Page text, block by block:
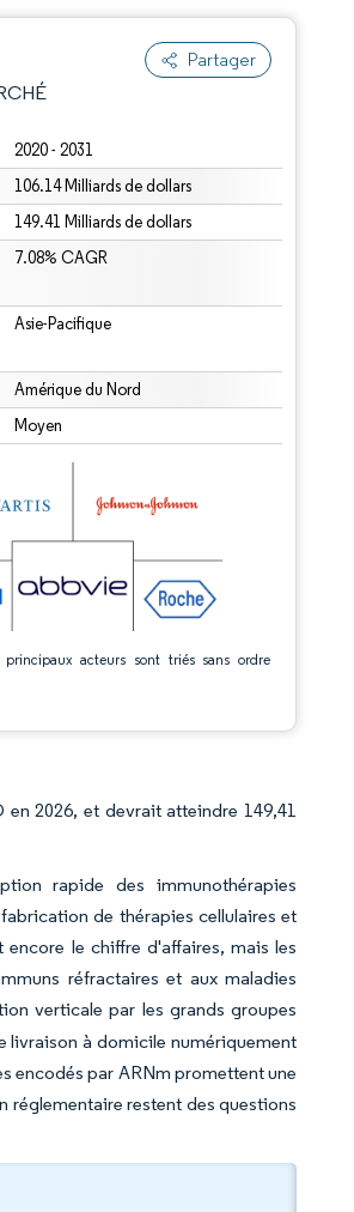
Partager
2020 - 2031
106.14 Milliards de dollars
149.41 Milliards de dollars
7.08% CAGR
Asie-Pacifique
Amérique du Nord
Moyen
acteurs sont triés sans ordre
nécessite une attribution sous CC BY 4.0.
en 2026, et devrait atteindre 149,41
rapide des immunothérapies
de thérapies cellulaires et
le chiffre d'affaires, mais les
réfractaires et aux maladies
verticale par les grands groupes
livraison à domicile numériquement
encodés par ARNm promettent une
restent des questions